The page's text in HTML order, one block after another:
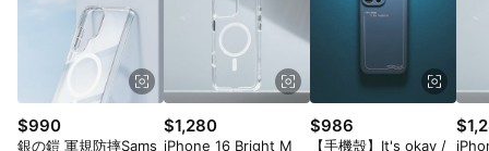
有相關事證認定您為大宗採購、批發轉賣而非最終消費使用者，
相關認定以Yahoo購物中心之認定為準
$990
銀の鎧 軍規防摔Sams
$1,280
iPhone 16 Bright M
$986
【手機殼】It's okay /